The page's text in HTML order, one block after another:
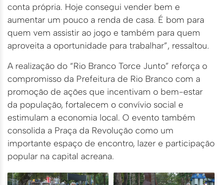
conta própria. Hoje consegui vender bem e
aumentar um pouco a renda de casa. É bom para
quem vem assistir ao jogo e também para quem
aproveita a oportunidade para trabalhar”, ressaltou.
A realização do “Rio Branco Torce Junto” reforça o
compromisso da Prefeitura de Rio Branco com a
promoção de ações que incentivam o bem-estar
da população, fortalecem o convívio social e
estimulam a economia local. O evento também
consolida a Praça da Revolução como um
importante espaço de encontro, lazer e participação
popular na capital acreana.